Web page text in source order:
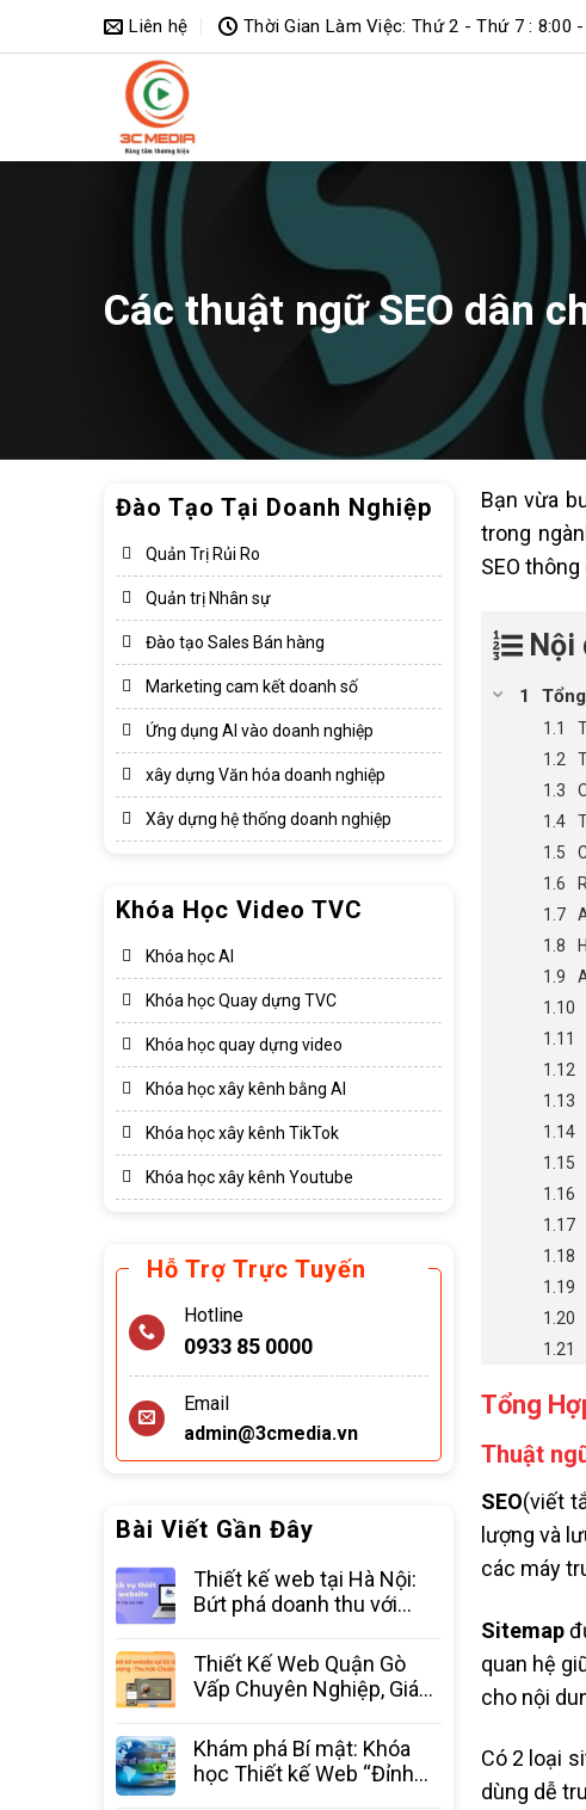
qua
Liên hệ Thời Gian Làm Việc: Thứ 2 - Thứ 7 : 8:00 -
Các thuật ngữ SEO dân
Đào Tạo Tại Doanh Nghiệp
Quản Trị Rủi Ro
Quản trị Nhân sự
Đào tạo Sales Bán hàng
Marketing cam kết doanh số
Ứng dụng AI vào doanh nghiệp
xây dựng Văn hóa doanh nghiệp​
Xây dựng hệ thống doanh nghiệp​
Khóa Học Video TVC
Khóa học AI
Khóa học Quay dựng TVC
Khóa học quay dựng video
Khóa học xây kênh bằng AI
Khóa học xây kênh TikTok
Khóa học xây kênh Youtube
Hỗ Trợ Trực Tuyến
Hotline
0933 85 0000
Email
admin@3cmedia.vn
Bài Viết Gần Đây
Thiết kế web tại Hà Nội:
Bứt phá doanh thu với
3C Media
Thiết Kế Web Quận Gò
Vấp Chuyên Nghiệp, Giá
Khám phá Bí mật: Khóa
học Thiết kế Web “Đỉnh
Bạn vừa
trong
SEO
Tổng
Thuật
SEO(viết
lượng và
các máy
Sitemap
quan hệ
cho nội
Có 2 loại
dùng dễ